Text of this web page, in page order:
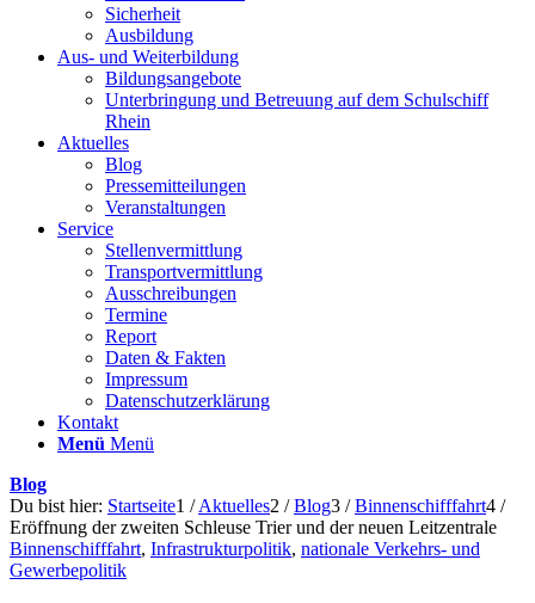
Sicherheit
Ausbildung
Aus- und Weiterbildung
Bildungsangebote
Unterbringung und Betreuung auf dem Schulschiff
Rhein
Aktuelles
Blog
Pressemitteilungen
Veranstaltungen
Service
Stellenvermittlung
Transportvermittlung
Ausschreibungen
Termine
Report
Daten & Fakten
Impressum
Datenschutzerklärung
Kontakt
Menü Menü
Blog
Du bist hier: Startseite1 / Aktuelles2 / Blog3 / Binnenschifffahrt4 /
Eröffnung der zweiten Schleuse Trier und der neuen Leitzentrale
Binnenschifffahrt, Infrastrukturpolitik, nationale Verkehrs- und
Gewerbepolitik